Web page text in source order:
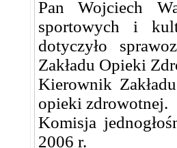
Pan Wojciech
sportowych i
dotyczyło
Zakładu Opieki
Kierownik
opieki zdrowotnej.
Komisja
2006 r.